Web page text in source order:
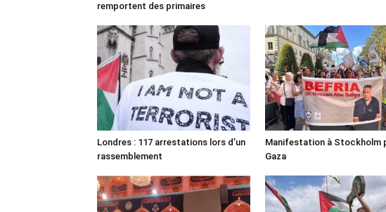
remportent des primaires
Londres : 117 arrestations lors d’un
rassemblement
Manifestation à Stockholm
Gaza